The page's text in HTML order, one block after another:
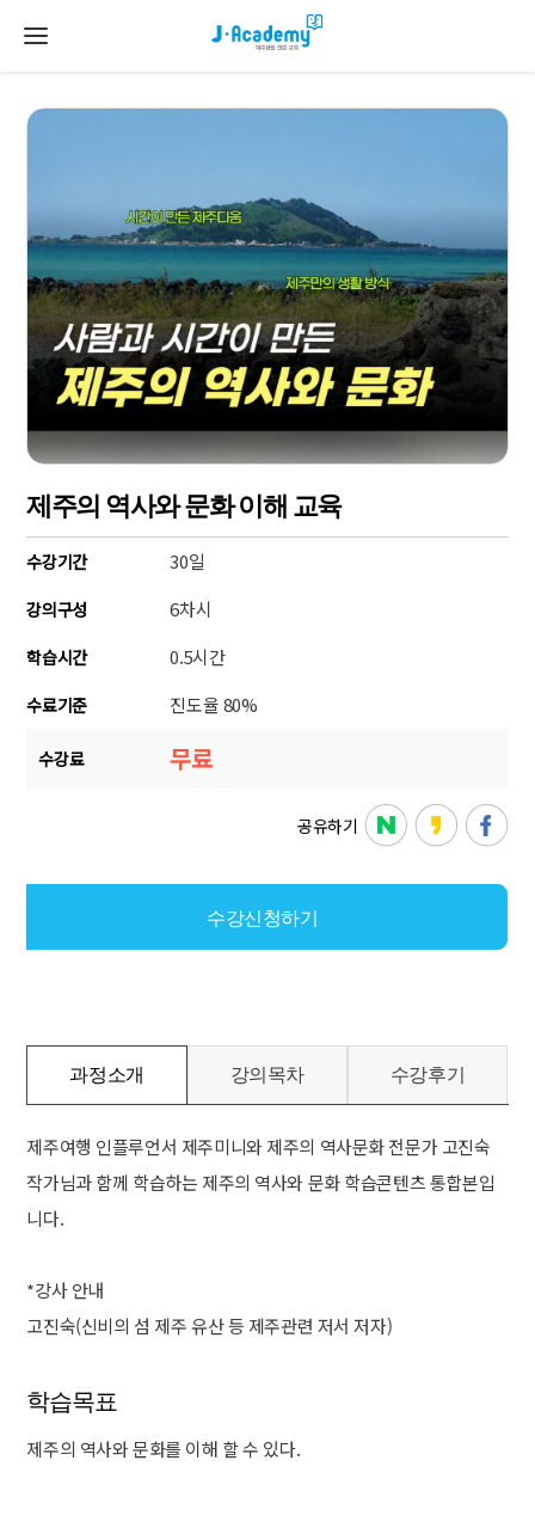
제주의 역사와 문화 이해 교육
수강기간 30일
강의구성 6차시
학습시간 0.5시간
수료기준 진도율 80%
수강료 무료
공유하기
수강신청하기
과정소개 강의목차 수강후기
제주여행 인플루언서 제주미니와 제주의 역사문화 전문가 고진숙
작가님과 함께 학습하는 제주의 역사와 문화 학습콘텐츠 통합본입
니다.
*강사 안내
고진숙(신비의 섬 제주 유산 등 제주관련 저서 저자)
학습목표
제주의 역사와 문화를 이해 할 수 있다.